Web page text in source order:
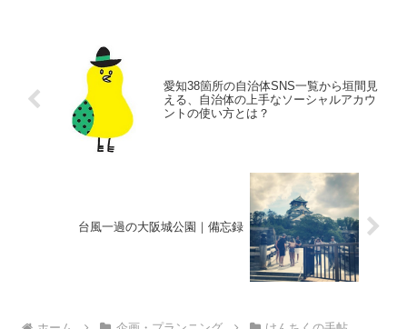
愛知38箇所の自治体SNS一覧から垣間見
える、自治体の上手なソーシャルアカウ
ントの使い方とは？
台風一過の大阪城公園｜備忘録